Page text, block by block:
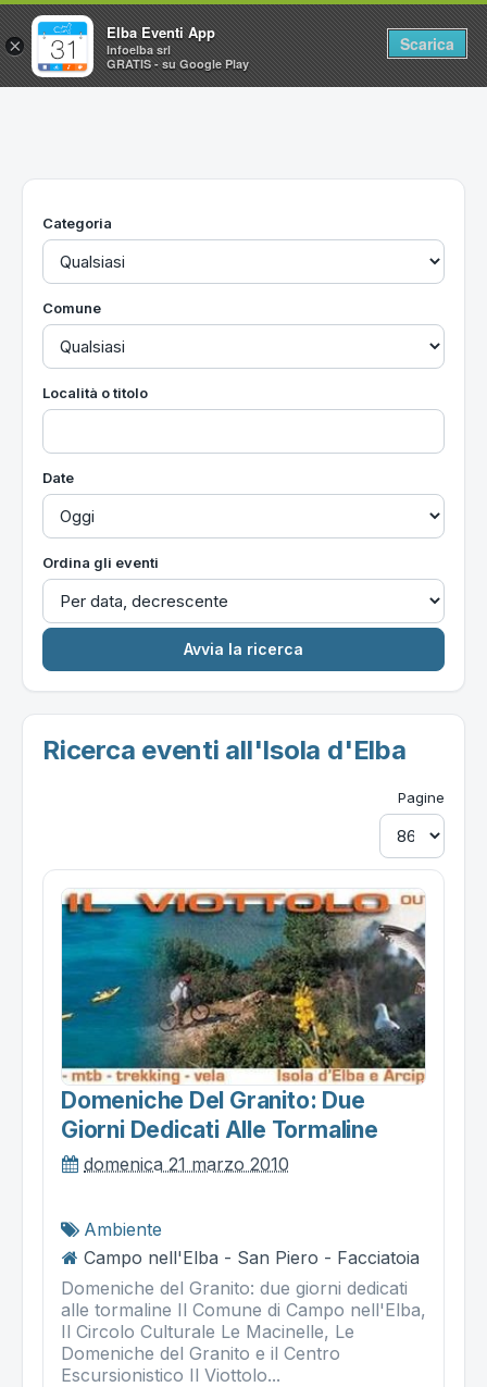
Home
Utilità
Categoria
Comune
Località o titolo
Date
Ordina gli eventi
Ricerca eventi all'Isola d'Elba
Pagine
Domeniche Del Granito: Due
Giorni Dedicati Alle Tormaline
domenica 21 marzo 2010
Ambiente
Campo nell'Elba - San Piero - Facciatoia
Domeniche del Granito: due giorni dedicati
alle tormaline Il Comune di Campo nell'Elba,
Il Circolo Culturale Le Macinelle, Le
Domeniche del Granito e il Centro
Escursionistico Il Viottolo...
×
Elba Eventi App
Infoelba srl
GRATIS - su Google Play
Scarica